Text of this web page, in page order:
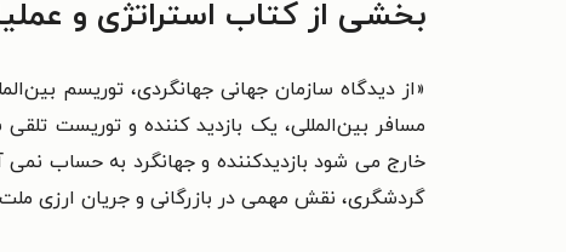
بخشی از کتاب استراتژی و
«از ديدگاه سازمان جهانی جهانگردی، توريسم
مسافر بين‌المللی، يک بازديد کننده و توريست
خارج می شود بازديدکننده و جهانگرد به حساب
گردشگری، نقش مهمی در بازرگانی و جريان ارزی